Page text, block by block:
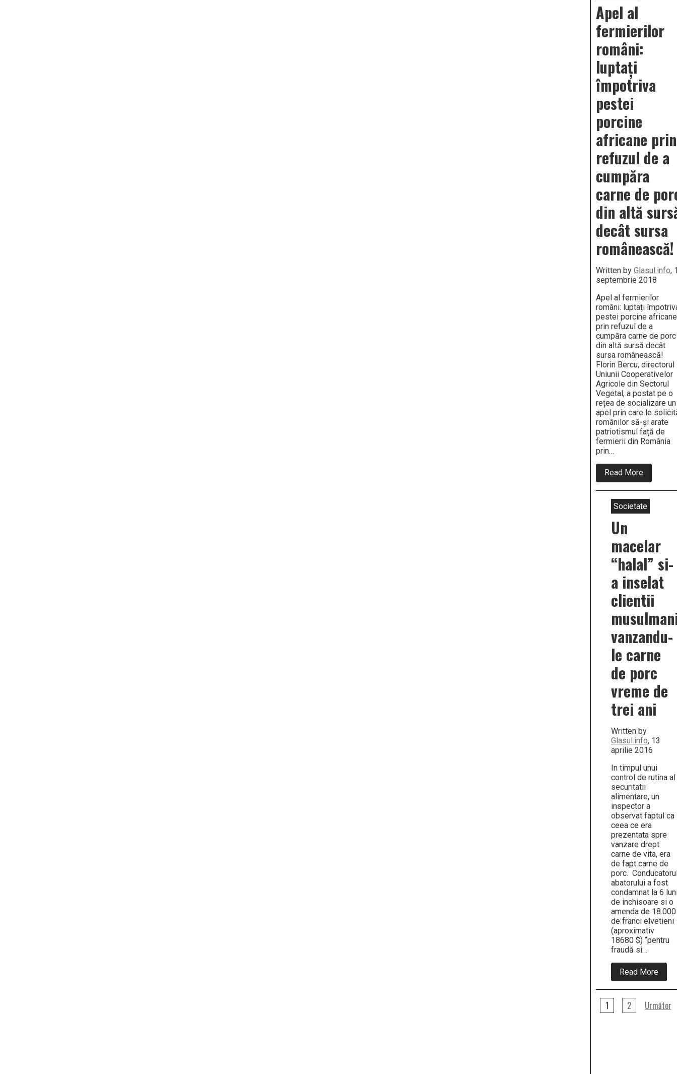
din
în
Apel al
fermierilor
români:
luptați
împotriva
pestei
porcine
africane prin
refuzul de a
cumpăra
carne de
din altă
decât sursa
românească!
Written by Glasul.info,
septembrie 2018
Apel al fermierilor
români: luptați
pestei porcine africane
prin refuzul de a
cumpăra carne de porc
din altă sursă decât
sursa românească!
Florin Bercu, directorul
Uniunii Cooperativelor
Agricole din Sectorul
Vegetal, a postat pe o
rețea de socializare un
apel prin care le
românilor să-și arate
patriotismul față de
fermierii din România
prin…
Read More
Apel
al
români:
luptați
africane
prin
refuzul
de
cumpăra
carne
de
porc
din
altă
sursă
decât
Societate
Un
macelar
“halal” si-
a inselat
clientii
vanzandu-
le carne
de porc
vreme de
trei ani
Written by
Glasul.info, 13
aprilie 2016
In timpul unui
control de rutina al
securitatii
alimentare, un
inspector a
observat faptul ca
ceea ce era
prezentata spre
vanzare drept
carne de vita, era
de fapt carne de
porc.
abatorului a fost
condamnat la 6
de inchisoare si o
amenda de 18.000
de franci elvetieni
(aproximativ
18680 $) “pentru
fraudă si…
Read More
Un
si-
a
Paginație
1 2 Următor